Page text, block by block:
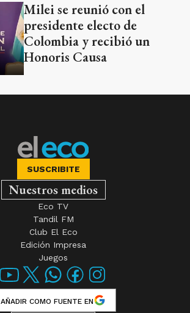
Milei se reunió con el
presidente electo de
Colombia y recibió un
Honoris Causa
SUSCRIBITE
Nuestros medios
Eco TV
Tandil FM
Club El Eco
Edición Impresa
Juegos
AÑADIR COMO FUENTE EN